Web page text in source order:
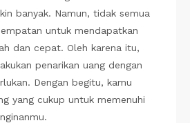
banyak. Namun, tidak semua
untuk mendapatkan
dan cepat. Oleh karena itu,
penarikan uang dengan
Dengan begitu, kamu
yang cukup untuk memenuhi